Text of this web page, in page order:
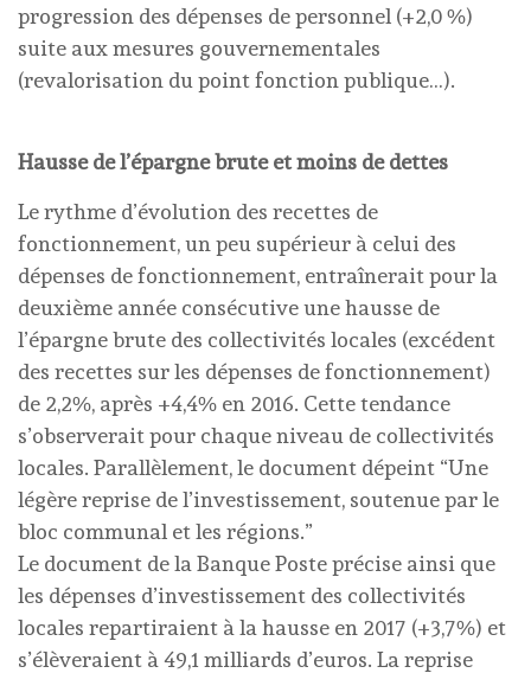
progression des dépenses de personnel (+2,0 %)
suite aux mesures gouvernementales
(revalorisation du point fonction publique…).
Hausse de l’épargne brute et moins de dettes
Le rythme d’évolution des recettes de
fonctionnement, un peu supérieur à celui des
dépenses de fonctionnement, entraînerait pour la
deuxième année consécutive une hausse de
l’épargne brute des collectivités locales (excédent
des recettes sur les dépenses de fonctionnement)
de 2,2%, après +4,4% en 2016. Cette tendance
s’observerait pour chaque niveau de collectivités
locales. Parallèlement, le document dépeint “Une
légère reprise de l’investissement, soutenue par le
bloc communal et les régions.”
Le document de la Banque Poste précise ainsi que
les dépenses d’investissement des collectivités
locales repartiraient à la hausse en 2017 (+3,7%) et
s’élèveraient à 49,1 milliards d’euros. La reprise